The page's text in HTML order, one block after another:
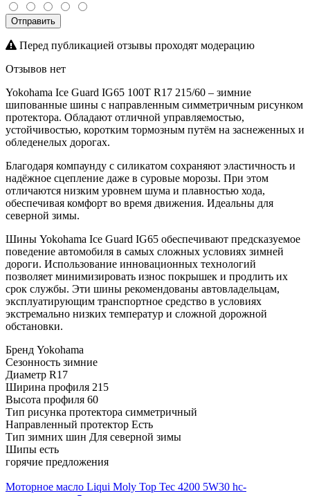
Отправить
Перед публикацией отзывы проходят модерацию
Отзывов нет
Yokohama Ice Guard IG65 100T R17 215/60 – зимние
шипованные шины с направленным симметричным рисунком
протектора. Обладают отличной управляемостью,
устойчивостью, коротким тормозным путём на заснеженных и
обледенелых дорогах.
Благодаря компаунду с силикатом сохраняют эластичность и
надёжное сцепление даже в суровые морозы. При этом
отличаются низким уровнем шума и плавностью хода,
обеспечивая комфорт во время движения. Идеальны для
северной зимы.
Шины Yokohama Ice Guard IG65 обеспечивают предсказуемое
поведение автомобиля в самых сложных условиях зимней
дороги. Использование инновационных технологий
позволяет минимизировать износ покрышек и продлить их
срок службы. Эти шины рекомендованы автовладельцам,
эксплуатирующим транспортное средство в условиях
экстремально низких температур и сложной дорожной
обстановки.
Бренд Yokohama
Сезонность зимние
Диаметр R17
Ширина профиля 215
Высота профиля 60
Тип рисунка протектора симметричный
Направленный протектор Есть
Тип зимних шин Для северной зимы
Шипы есть
горячие предложения
Моторное масло Liqui Moly Top Tec 4200 5W30 hc-